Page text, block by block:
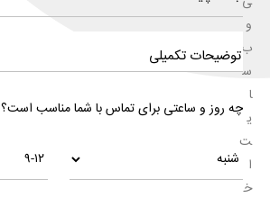
و
ب
س
ا
ی
ت
ا
خ
چه روز و ساعتی برای تماس با شما مناسب است؟